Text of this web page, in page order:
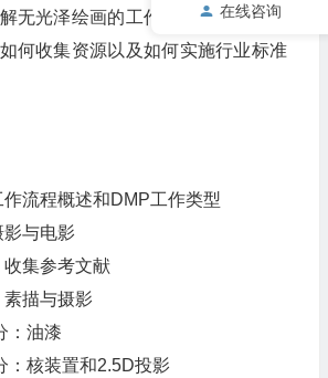
无光泽绘画的工作流程，包括如何
何收集资源以及如何实施行业标准
流程概述和DMP工作类型
与电影
集参考文献
描与摄影
：油漆
：核装置和2.5D投影
在线咨询